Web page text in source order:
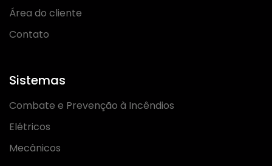
Área do cliente
Contato
Sistemas
Combate e Prevenção à Incêndios
Elétricos
Mecânicos